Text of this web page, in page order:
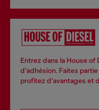
Entrez dans la House
d’adhésion. Faites
profitez d’avantages et